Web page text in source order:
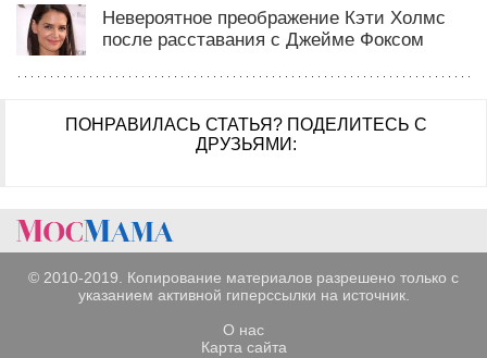
Невероятное преображение Кэти Холмс
после расставания с Джейме Фоксом
ПОНРАВИЛАСЬ СТАТЬЯ? ПОДЕЛИТЕСЬ С
ДРУЗЬЯМИ:
© 2010-2019. Копирование материалов разрешено только с
указанием активной гиперссылки на источник.
О нас
Карта сайта